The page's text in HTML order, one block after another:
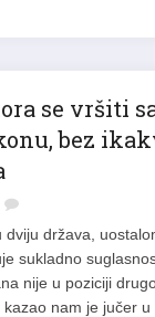
se vršiti
bez
država,
sukladno
nije u poziciji
nam je jučer